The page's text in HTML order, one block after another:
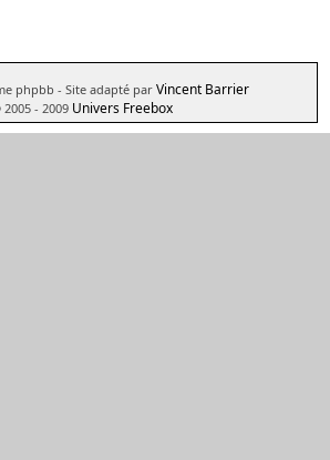
phpbb - Site adapté par Vincent Barrier
- 2009 Univers Freebox